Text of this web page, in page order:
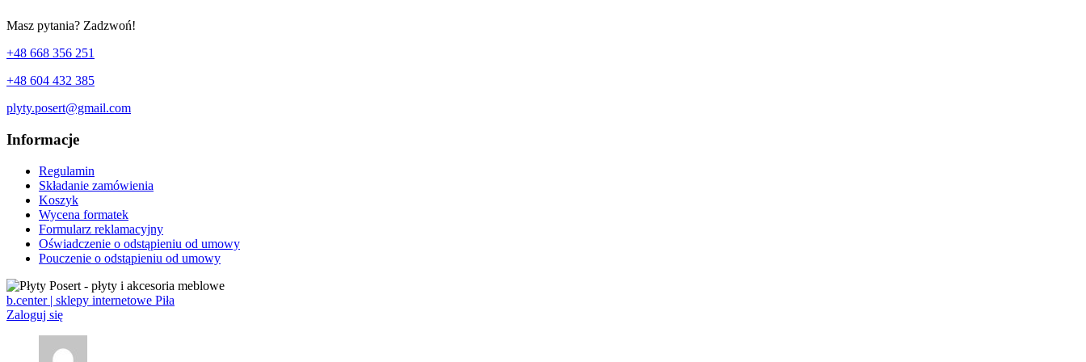
Masz pytania? Zadzwoń!
+48 668 356 251
+48 604 432 385
plyty.posert@gmail.com
Informacje
Regulamin
Składanie zamówienia
Koszyk
Wycena formatek
Formularz reklamacyjny
Oświadczenie o odstąpieniu od umowy
Pouczenie o odstąpieniu od umowy
b.center | sklepy internetowe Piła
Zaloguj się